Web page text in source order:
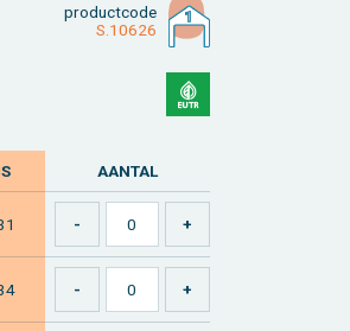
product­code
S.10626
AAN­TAL